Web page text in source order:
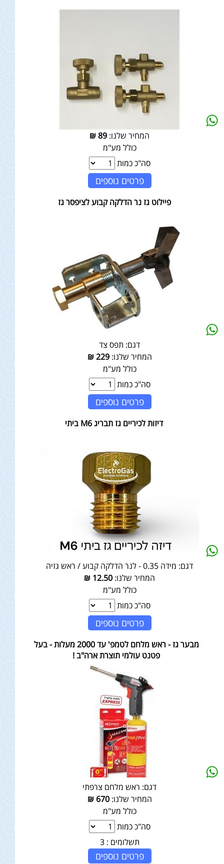
המחיר שלנו: 89
₪
כולל מע"מ
סה"כ כמות
פרטים נוספים
פיילוט גז נר הדלקה קבוע לציפסר גז
דגם: תפס צד
המחיר שלנו:229
₪
כולל מע"מ
סה"כ כמות
פרטים נוספים
דיזות לכיריים גז תבריג M6 ביתי
דגם: מידה 0.35 - לנר הדלקה קבוע / ראש גזיה
המחיר שלנו: 12.50
₪
כולל מע"מ
סה"כ כמות
פרטים נוספים
מבער גז - ראש מלחם לטמפ' עד 2000 מעלות - בעל
פטנט עולמי תוצרת ארה"ב !
דגם: ראש מלחם צרפתי
המחיר שלנו:670
₪
כולל מע"מ
סה"כ כמות
תשלומים : 3
פרטים נוספים